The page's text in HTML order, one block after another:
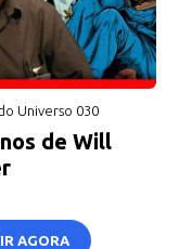
Universo 030
de Will
AGORA